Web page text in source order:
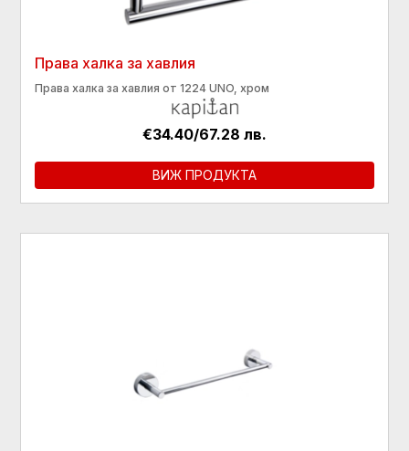
Права халка за хавлия
Права халка за хавлия от 1224 UNO, хром
€34.40/67.28 лв.
ВИЖ ПРОДУКТА